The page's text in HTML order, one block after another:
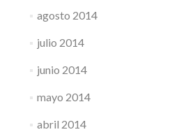
agosto 2014
julio 2014
junio 2014
mayo 2014
abril 2014